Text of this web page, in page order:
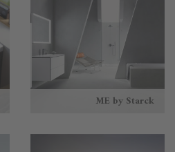
ME by Starck